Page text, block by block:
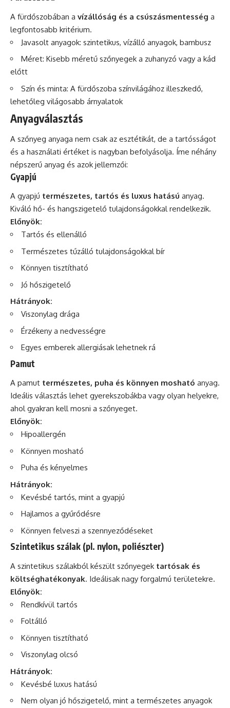
A fürdőszobában a vízállóság és a csúszásmentesség a
legfontosabb kritérium.
Javasolt anyagok: szintetikus, vízálló anyagok, bambusz
Méret: Kisebb méretű szőnyegek a zuhanyzó vagy a kád
előtt
Szín és minta: A fürdőszoba színvilágához illeszkedő,
lehetőleg világosabb árnyalatok
Anyagválasztás
A szőnyeg anyaga nem csak az esztétikát, de a tartósságot
és a használati értéket is nagyban befolyásolja. Íme néhány
népszerű anyag és azok jellemzői:
Gyapjú
A gyapjú természetes, tartós és luxus hatású anyag.
Kiváló hő- és hangszigetelő tulajdonságokkal rendelkezik.
Előnyök:
Tartós és ellenálló
Természetes tűzálló tulajdonságokkal bír
Könnyen tisztítható
Jó hőszigetelő
Hátrányok:
Viszonylag drága
Érzékeny a nedvességre
Egyes emberek allergiásak lehetnek rá
Pamut
A pamut természetes, puha és könnyen mosható anyag.
Ideális választás lehet gyerekszobákba vagy olyan helyekre,
ahol gyakran kell mosni a szőnyeget.
Előnyök:
Hipoallergén
Könnyen mosható
Puha és kényelmes
Hátrányok:
Kevésbé tartós, mint a gyapjú
Hajlamos a gyűrődésre
Könnyen felveszi a szennyeződéseket
Szintetikus szálak (pl. nylon, poliészter)
A szintetikus szálakból készült szőnyegek tartósak és
költséghatékonyak. Ideálisak nagy forgalmú területekre.
Előnyök:
Rendkívül tartós
Foltálló
Könnyen tisztítható
Viszonylag olcsó
Hátrányok:
Kevésbé luxus hatású
Nem olyan jó hőszigetelő, mint a természetes anyagok